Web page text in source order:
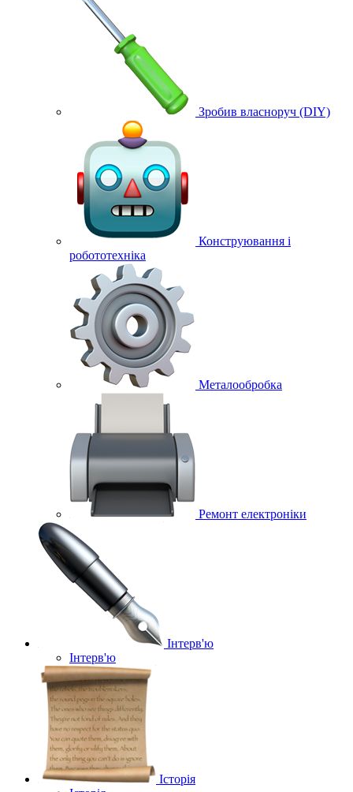
Зробив власноруч (DIY)
Конструювання і
робототехніка
Металообробка
Ремонт електроніки
Інтерв'ю
Інтерв'ю
Історія